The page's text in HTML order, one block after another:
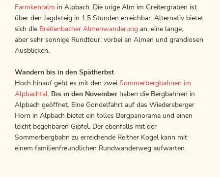
Farmkehralm in Alpbach. Die urige Alm im Greitergraben ist
über den Jagdsteig in 1,5 Stunden erreichbar. Alternativ bietet
sich die Breitenbacher Almenwanderung an, eine lange,
aber sehr sonnige Rundtour, vorbei an Almen und grandiosen
Ausblicken.
Wandern bis in den Spätherbst
Hoch hinauf geht es mit den zwei Sommerbergbahnen im
Alpbachtal
Bis in den Novemberhaben die Bergbahnen in
Alpbach geöffnet. Eine Gondelfahrt auf das Wiedersberger
Horn in Alpbach bietet ein tolles Bergpanorama und einen
leicht begehbaren Gipfel. Der ebenfalls mit der
Sommerbergbahn zu erreichende Reither Kogel kann mit
einem familienfreundlichen Rundwanderweg aufwarten.